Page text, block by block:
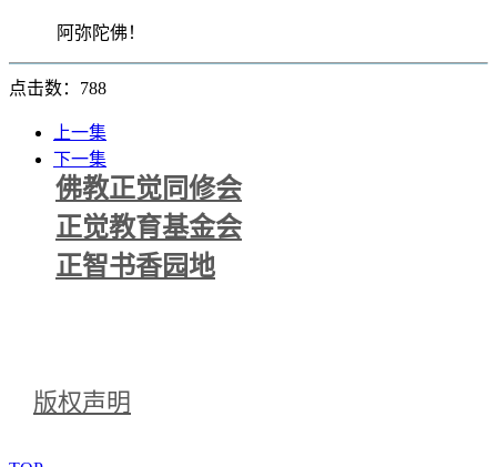
阿弥陀佛！
点击数：788
上一集
下一集
佛教正觉同修会
正觉教育基金会
正智书香园地
版权声明